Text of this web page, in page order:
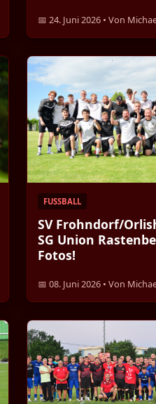
📅 24. Juni 2026 • Von
FUSSBALL
SV Frohndorf/
SG Union
Fotos!
📅 08. Juni 2026 • Von